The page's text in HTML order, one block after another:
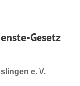
Gesetz
e. V.